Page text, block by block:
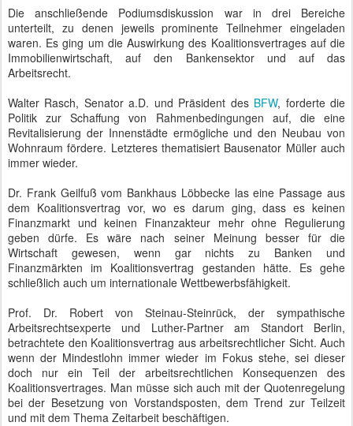
Die anschließende Podiumsdiskussion war in drei Bereiche
unterteilt, zu denen jeweils prominente Teilnehmer eingeladen
waren. Es ging um die Auswirkung des Koalitionsvertrages auf die
Immobilienwirtschaft, auf den Bankensektor und auf das
Arbeitsrecht.
Walter Rasch, Senator a.D. und Präsident des BFW, forderte die
Politik zur Schaffung von Rahmenbedingungen auf, die eine
Revitalisierung der Innenstädte ermögliche und den Neubau von
Wohnraum fördere. Letzteres thematisiert Bausenator Müller auch
immer wieder.
Dr. Frank Geilfuß vom Bankhaus Löbbecke las eine Passage aus
dem Koalitionsvertrag vor, wo es darum ging, dass es keinen
Finanzmarkt und keinen Finanzakteur mehr ohne Regulierung
geben dürfe. Es wäre nach seiner Meinung besser für die
Wirtschaft gewesen, wenn gar nichts zu Banken und
Finanzmärkten im Koalitionsvertrag gestanden hätte. Es gehe
schließlich auch um internationale Wettbewerbsfähigkeit.
Prof. Dr. Robert von Steinau-Steinrück, der sympathische
Arbeitsrechtsexperte und Luther-Partner am Standort Berlin,
betrachtete den Koalitionsvertrag aus arbeitsrechtlicher Sicht. Auch
wenn der Mindestlohn immer wieder im Fokus stehe, sei dieser
doch nur ein Teil der arbeitsrechtlichen Konsequenzen des
Koalitionsvertrages. Man müsse sich auch mit der Quotenregelung
bei der Besetzung von Vorstandsposten, dem Trend zur Teilzeit
und mit dem Thema Zeitarbeit beschäftigen.